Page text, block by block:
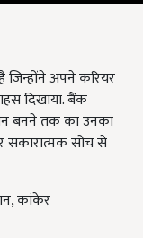
जिन्होंने अपने करियर
दिखाया. बैंक
बनने तक का उनका
सकारात्मक सोच से
कांकेर